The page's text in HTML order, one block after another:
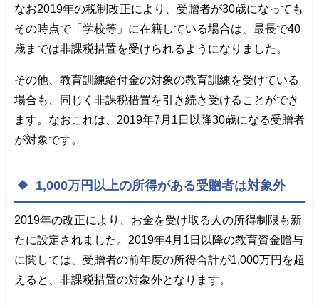
なお2019年の税制改正により、受贈者が30歳になっても
その時点で「学校等」に在籍している場合は、最長で40
歳までは非課税措置を受けられるようになりました。
その他、教育訓練給付金の対象の教育訓練を受けている
場合も、同じく非課税措置を引き続き受けることができ
ます。なおこれは、2019年7月1日以降30歳になる受贈者
が対象です。
1,000万円以上の所得がある受贈者は対象外
2019年の改正により、お金を受け取る人の所得制限も新
たに設定されました。2019年4月1日以降の教育資金贈与
に関しては、受贈者の前年度の所得合計が1,000万円を超
えると、非課税措置の対象外となります。